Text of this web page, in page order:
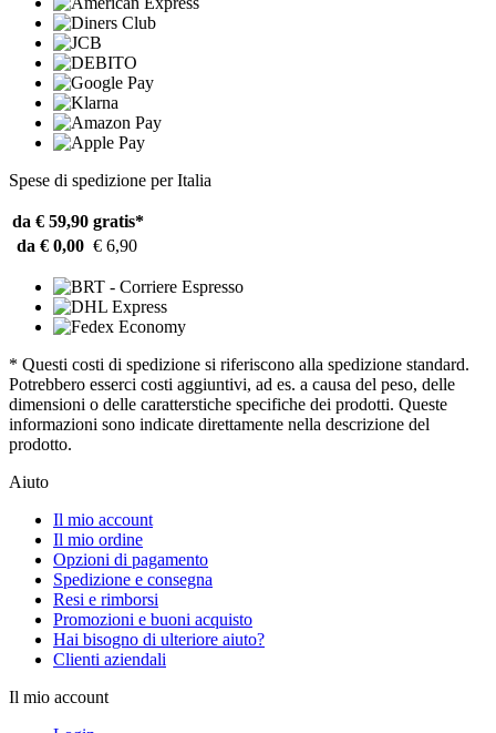
Spese di spedizione per Italia
da € 59,90 gratis*
da € 0,00 € 6,90
* Questi costi di spedizione si riferiscono alla spedizione standard.
Potrebbero esserci costi aggiuntivi, ad es. a causa del peso, delle
dimensioni o delle caratterstiche specifiche dei prodotti. Queste
informazioni sono indicate direttamente nella descrizione del
prodotto.
Aiuto
Il mio account
Il mio ordine
Opzioni di pagamento
Spedizione e consegna
Resi e rimborsi
Promozioni e buoni acquisto
Hai bisogno di ulteriore aiuto?
Clienti aziendali
Il mio account